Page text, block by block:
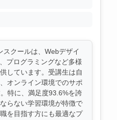
スクールは、Webデザイ
プログラミングなど多様
しています。受講生は自
オンライン環境でのサポ
特に、満足度93.6%を誇
らない学習環境が特徴で
を目指す方にも最適なプ